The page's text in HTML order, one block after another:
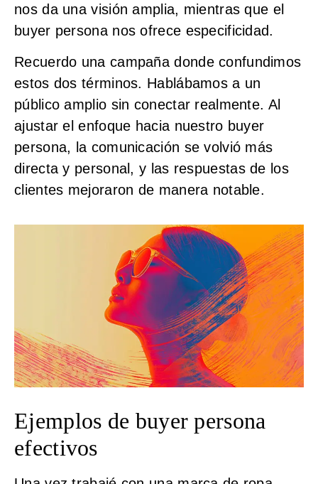
nos da una visión amplia, mientras que el
buyer persona nos ofrece especificidad.
Recuerdo una campaña donde confundimos
estos dos términos. Hablábamos a un
público amplio sin conectar realmente. Al
ajustar el enfoque hacia nuestro buyer
persona, la comunicación se volvió más
directa y personal, y las respuestas de los
clientes mejoraron de manera notable.
Ejemplos de buyer persona
efectivos